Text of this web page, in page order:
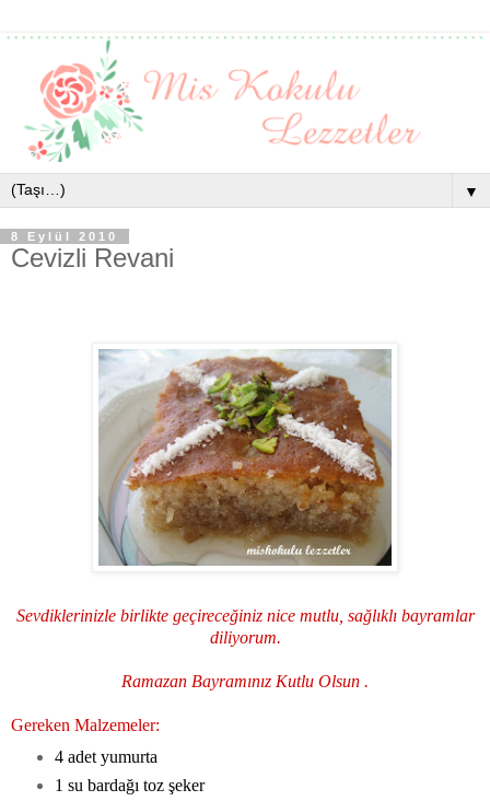
▼
8 Eylül 2010
Cevizli Revani
Sevdiklerinizle birlikte geçireceğiniz nice mutlu, sağlıklı bayramlar
diliyorum.
Ramazan Bayramınız Kutlu Olsun .
Gereken Malzemeler:
4 adet yumurta
1 su bardağı toz şeker